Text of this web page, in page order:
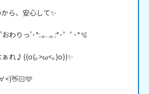
ら、安心して✨
わりっ'･*:.｡. .｡.:*･゜ﾟ･*🫧
ぁれ♪((o(｡>ω<｡)o))✨